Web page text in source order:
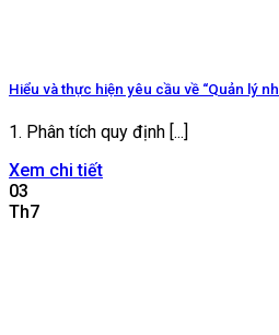
Hiểu và thực hiện yêu cầu về “Quản lý
1. Phân tích quy định [...]
Xem chi tiết
03
Th7